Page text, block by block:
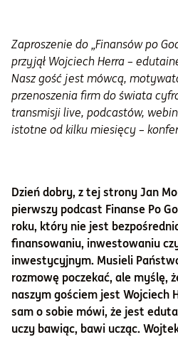
Zaproszenie do „Finansów po
przyjął Wojciech Herra –
Nasz gość jest mówcą,
przenoszenia firm do świata
transmisji live, podcastów,
istotne od kilku miesięcy –
Dzień dobry, z tej strony Jan
pierwszy podcast Finanse Po
roku, który nie jest
finansowaniu, inwestowaniu
inwestycyjnym. Musieli
rozmowę poczekać, ale myślę,
naszym gościem jest Wojciech
sam o sobie mówi, że jest
uczy bawiąc, bawi ucząc.